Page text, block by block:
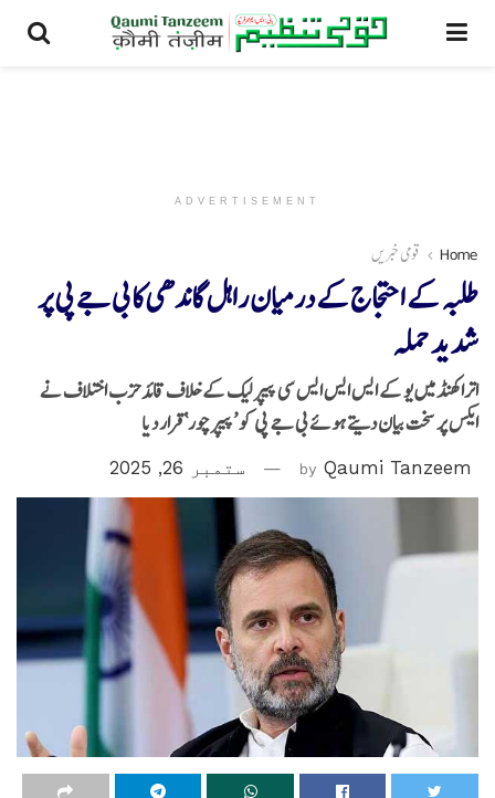
ADVERTISEMENT
Home قومی خبریں
طلبہ کے احتجاج کے درمیان راہل گاندھی کا بی جے پی پر
شدید حملہ
اتراکھنڈ میں یو کے ایس ایس ایس سی پیپر لیک کے خلاف قائد حزب اختلاف نے
ایکس پر سخت بیان دیتے ہوئے بی جے پی کو ’پیپر چور‘ قرار دیا
by Qaumi Tanzeem ستمبر 26, 2025